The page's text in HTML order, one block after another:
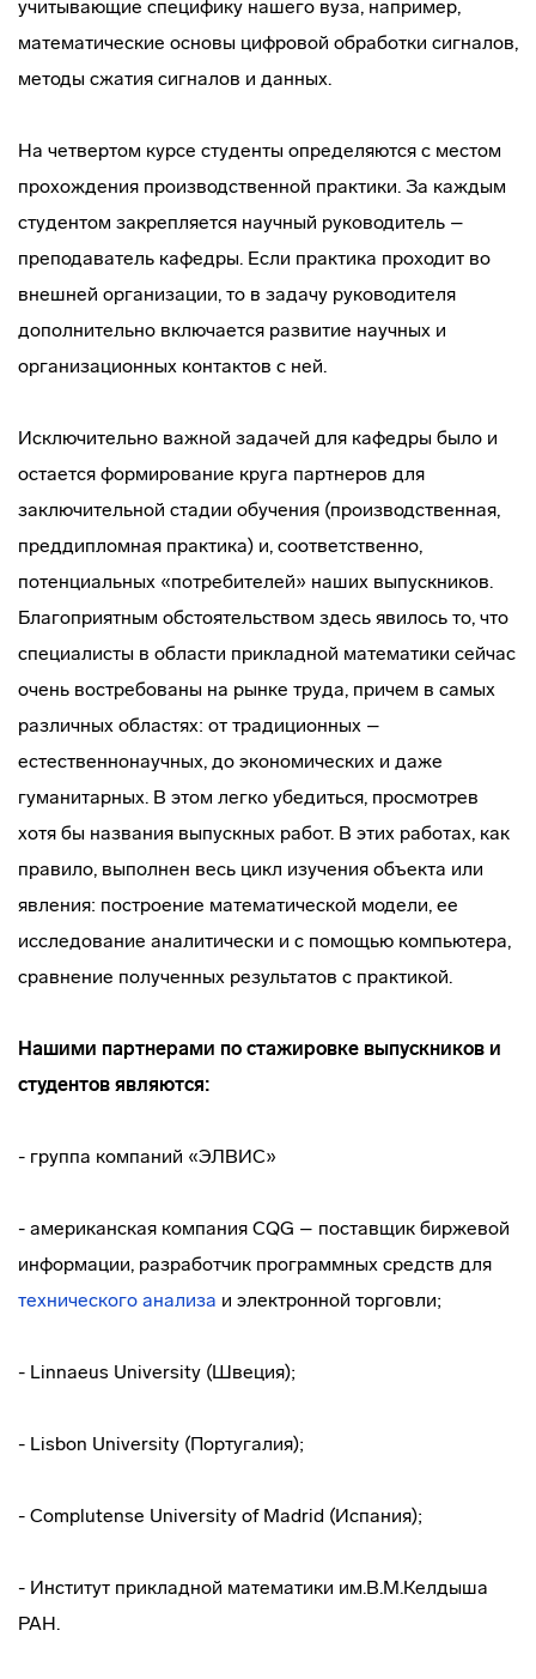
учитывающие специфику нашего вуза, например,
математические основы цифровой обработки сигналов,
методы сжатия сигналов и данных.
На четвертом курсе студенты определяются с местом
прохождения производственной практики. За каждым
студентом закрепляется научный руководитель –
преподаватель кафедры. Если практика проходит во
внешней организации, то в задачу руководителя
дополнительно включается развитие научных и
организационных контактов с ней.
Исключительно важной задачей для кафедры было и
остается формирование круга партнеров для
заключительной стадии обучения (производственная,
преддипломная практика) и, соответственно,
потенциальных «потребителей» наших выпускников.
Благоприятным обстоятельством здесь явилось то, что
специалисты в области прикладной математики сейчас
очень востребованы на рынке труда, причем в самых
различных областях: от традиционных –
естественнонаучных, до экономических и даже
гуманитарных. В этом легко убедиться, просмотрев
хотя бы названия выпускных работ. В этих работах, как
правило, выполнен весь цикл изучения объекта или
явления: построение математической модели, ее
исследование аналитически и с помощью компьютера,
сравнение полученных результатов с практикой.
Нашими партнерами по стажировке выпускников и
студентов являются:
- группа компаний «ЭЛВИС»
- американская компания CQG – поставщик биржевой
информации, разработчик программных средств для
технического анализа и электронной торговли;
- Linnaeus University (Швеция);
- Lisbon University (Португалия);
- Complutense University of Madrid (Испания);
- Институт прикладной математики им.В.М.Келдыша
РАН.